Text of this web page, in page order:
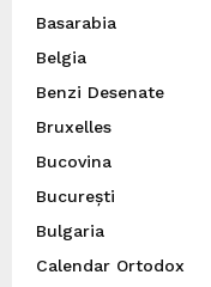
Basarabia
Belgia
Benzi Desenate
Bruxelles
Bucovina
București
Bulgaria
Calendar Ortodox